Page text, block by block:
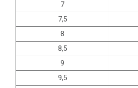
7
7,5
8
8,5
9
9,5